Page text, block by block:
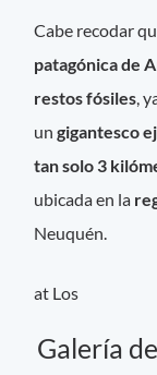
Cabe recodar
patagónica de
restos fósiles,
ungigantesco
tan solo 3
ubicada en la
Neuquén.
at Los
Galería